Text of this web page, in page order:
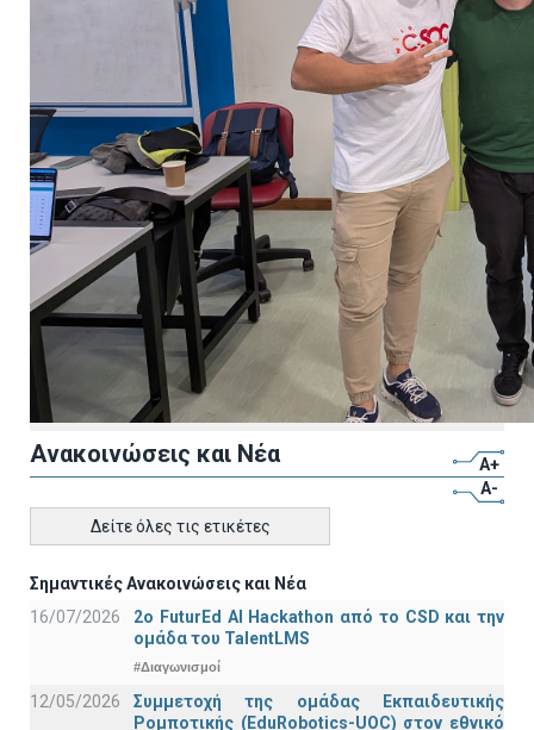
Ανακοινώσεις και Νέα
A+
A-
Δείτε όλες τις ετικέτες
Σημαντικές Ανακοινώσεις και Νέα
16/07/2026
2o FuturEd AI Hackathon από το CSD και την
ομάδα του TalentLMS
#Διαγωνισμοί
12/05/2026
Συμμετοχή της ομάδας Εκπαιδευτικής
Ρομποτικής (EduRobotics-UOC) στον εθνικό